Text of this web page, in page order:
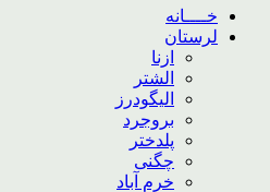
خــــانه
لرستان
ازنا
الشتر
الیگودرز
بروجرد
پلدختر
چگنی
خرم آباد